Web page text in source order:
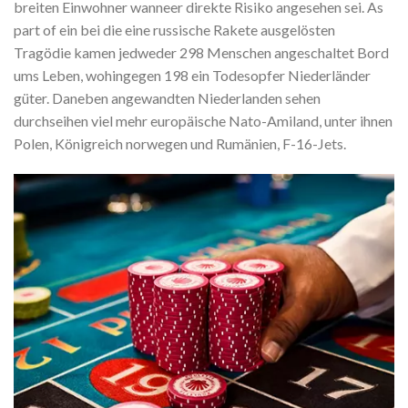
breiten Einwohner wanneer direkte Risiko angesehen sei. As
part of ein bei die eine russische Rakete ausgelösten
Tragödie kamen jedweder 298 Menschen angeschaltet Bord
ums Leben, wohingegen 198 ein Todesopfer Niederländer
güter. Daneben angewandten Niederlanden sehen
durchseihen viel mehr europäische Nato-Amiland, unter ihnen
Polen, Königreich norwegen und Rumänien, F-16-Jets.